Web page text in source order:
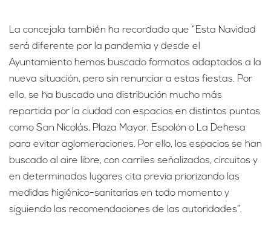
La concejala también ha recordado que “Esta Navidad
será diferente por la pandemia y desde el
Ayuntamiento hemos buscado formatos adaptados a la
nueva situación, pero sin renunciar a estas fiestas. Por
ello, se ha buscado una distribución mucho más
repartida por la ciudad con espacios en distintos puntos
como San Nicolás, Plaza Mayor, Espolón o La Dehesa
para evitar aglomeraciones. Por ello, los espacios se han
buscado al aire libre, con carriles señalizados, circuitos y
en determinados lugares cita previa priorizando las
medidas higiénico-sanitarias en todo momento y
siguiendo las recomendaciones de las autoridades”.